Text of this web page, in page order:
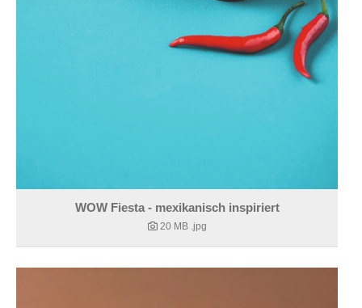
WOW Fiesta - mexikanisch inspiriert
20 MB .jpg